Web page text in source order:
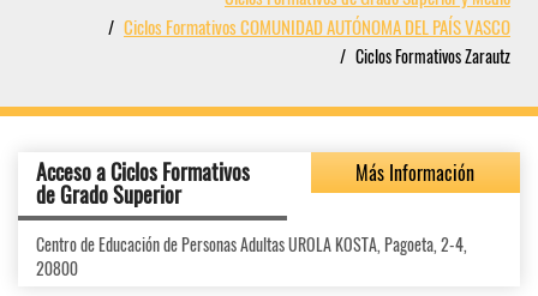
Ciclos Formativos COMUNIDAD AUTÓNOMA DEL PAÍS VASCO
Ciclos Formativos Zarautz
Acceso a Ciclos Formativos
de Grado Superior
Más Información
Centro de Educación de Personas Adultas UROLA KOSTA, Pagoeta, 2-4,
20800